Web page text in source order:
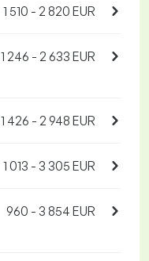
1 510 - 2 820 EUR
1 246 - 2 633 EUR
1 426 - 2 948 EUR
1 013 - 3 305 EUR
960 - 3 854 EUR